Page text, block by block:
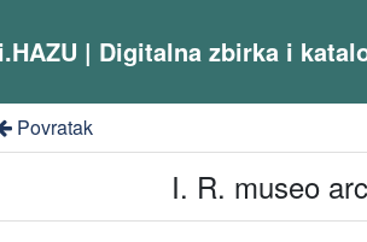
| Digitalna zbirka i
Povratak
I. R. museo